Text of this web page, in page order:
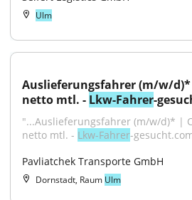
Ulm
Auslieferungsfahrer (m/w/d)*
netto mtl. - Lkw-Fahrer-
"...Auslieferungsfahrer (m/w/d)* |
netto mtl. - Lkw-Fahrer-
Pavliatchek Transporte GmbH
Dornstadt, Raum Ulm